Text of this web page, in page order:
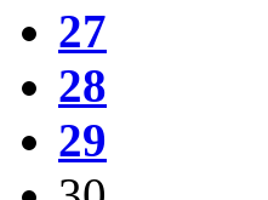
27
28
29